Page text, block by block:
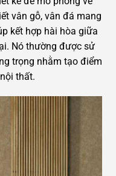
vân gỗ, vân đá mang
kết hợp hài hòa giữa
Nó thường được sử
trọng nhằm tạo điểm
thất.